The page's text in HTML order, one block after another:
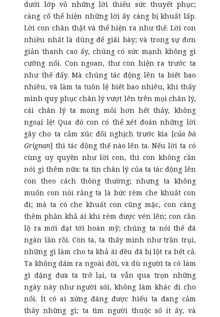
dưới lớp vỏ những lời thiếu sức thuyết phục;
càng cố thể hiện những lời ấy càng bị khuất lấp.
Lời con chân thật và thể hiện ra như thế. Lời con
nhiều nhất là dùng để giãi bày; và trong sự đơn
giản thanh cao ấy, chúng có sức mạnh không gì
cưỡng nổi. Con ngoan, thư con hiện ra trước ta
như thế đấy. Mà chúng tác động lên ta biết bao
nhiêu, và làm ta tuôn lệ biết bao nhiêu, khi thấy
mình quy phục chân lý vượt lên trên mọi chân lý,
cái chân lý ta mong mỏi hơn hết thảy, không
ngoại lệ! Qua đó con có thể xét đoán những lời
gây cho ta cảm xúc đối nghịch trước kia [của bà
Grignan] thì tác động thế nào lên ta. Nếu lời ta có
cùng uy quyền như lời con, thì con không cần
nói gì thêm nữa: ta tin chân lý của ta tác động lên
con theo cách thông thường; nhưng ta không
muốn con nói rằng ta là bức rèm che khuất con
đi; mà ta có che khuất con cũng mặc, con càng
thêm phần khả ái khi rèm được vén lên; con cần
lộ ra mới đạt tới hoàn mỹ; chúng ta nói thế đã
ngàn lần rồi. Còn ta, ta thấy mình như trần trụi,
những gì làm cho ta khả ái đều đã bị lột ra hết cả.
Ta không dám ra ngoài đời, và dù người ta có làm
gì đặng đưa ta trở lại, ta vẫn qua trọn những
ngày này như người sói, không làm khác đi cho
nổi. Ít có ai xứng đáng được hiểu ta đang cảm
thấy những gì; ta tìm người thuộc số ít ấy, và